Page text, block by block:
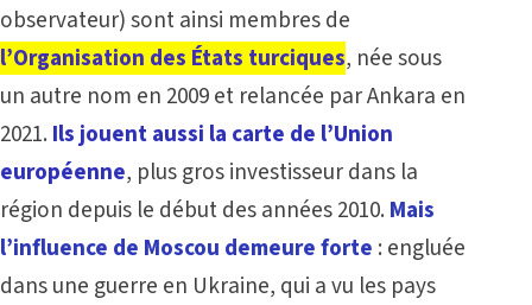
observateur) sont ainsi membres de
l’Organisation des États turciques, née sous
un autre nom en 2009 et relancée par Ankara en
2021. Ils jouent aussi la carte de l’Union
européenne, plus gros investisseur dans la
région depuis le début des années 2010. Mais
l’influence de Moscou demeure forte : engluée
dans une guerre en Ukraine, qui a vu les pays